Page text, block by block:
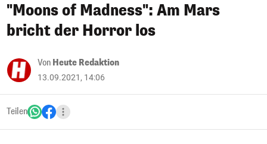
"Moons of Madness": Am Mars
bricht der Horror los
Von Heute Redaktion
13.09.2021, 14:06
Teilen